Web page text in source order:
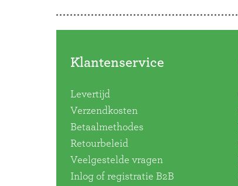
Klantenservice
Levertijd
Verzendkosten
Betaalmethodes
Retourbeleid
Veelgestelde vragen
Inlog of registratie B2B